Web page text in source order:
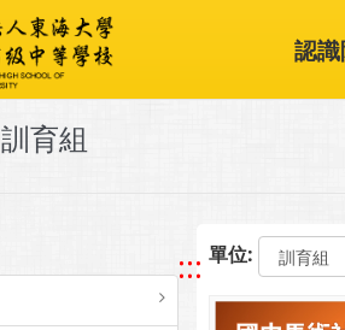
認
訓育組
::: 單位: